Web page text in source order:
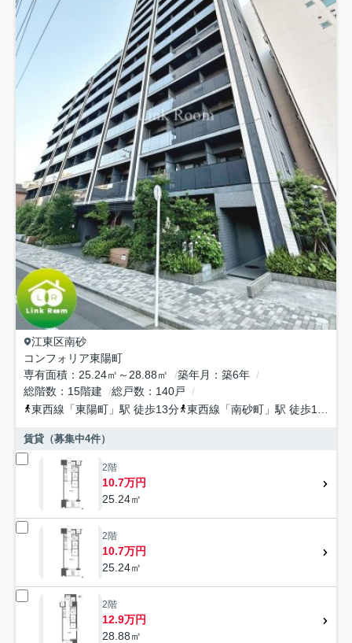
江東区南砂
コンフォリア東陽町
専有面積
25.24㎡～28.88㎡ 築年月
築6年
総階数
15階建 総戸数
140戸
東西線 「東陽町 」駅 徒歩13分 東西線 「南砂町 」駅 徒歩14分
賃貸（募集中4件）
2階
10.7万円
25.24㎡
2階
10.7万円
25.24㎡
2階
12.9万円
28.88㎡